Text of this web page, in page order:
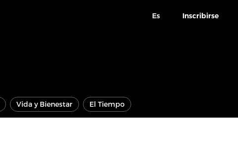
Es Inscribirse
Vida y Bienestar El Tiempo